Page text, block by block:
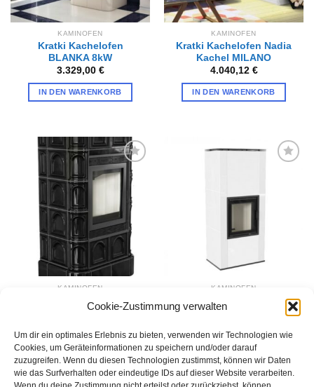
Cookie-Zustimmung verwalten
Um dir ein optimales Erlebnis zu bieten, verwenden wir Technologien wie
Cookies, um Geräteinformationen zu speichern und/oder darauf
zuzugreifen. Wenn du diesen Technologien zustimmst, können wir Daten
wie das Surfverhalten oder eindeutige IDs auf dieser Website verarbeiten.
KAMINOFEN
Kratki Kachelofen
BLANKA 8kW
3.329,00 €
IN DEN WARENKORB
KAMINOFEN
Kratki Kachelofen Nadia
Kachel MILANO
4.040,12 €
IN DEN WARENKORB
Zur
Wunschliste
KAMINOFEN
Kratki Kachelofen
Schwarz BLANKA 8kW
IN DEN WARENKORB
KAMINOFEN
Kratki Kachelofen Nadia
Kachel PADIA 8,RYFEL
IN DEN WARENKORB